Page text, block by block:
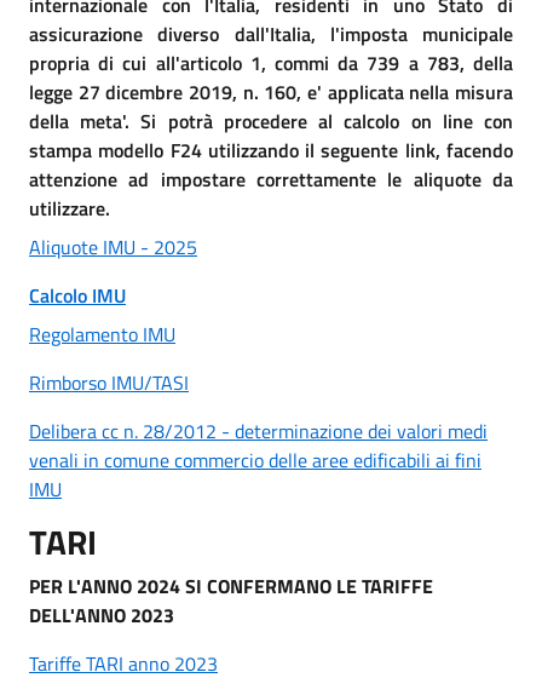
assicurazione diverso dall'Italia, l'imposta municipale
propria di cui all'articolo 1, commi da 739 a 783, della
legge 27 dicembre 2019, n. 160, e' applicata nella misura
della meta'. Si potrà procedere al calcolo on line con
stampa modello F24 utilizzando il seguente link, facendo
attenzione ad impostare correttamente le aliquote da
utilizzare.
Aliquote IMU - 2025
Calcolo IMU
Regolamento IMU
Rimborso IMU/TASI
Delibera cc n. 28/2012 - determinazione dei valori medi
venali in comune commercio delle aree edificabili ai fini
IMU
TARI
PER L'ANNO 2024 SI CONFERMANO LE TARIFFE
DELL'ANNO 2023
Tariffe TARI anno 2023